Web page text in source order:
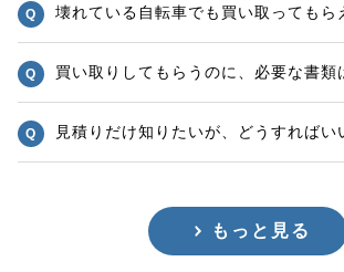
壊れている自転車でも買い取ってもら
買い取りしてもらうのに、必要な書類
見積りだけ知りたいが、どうすればい
もっと見る